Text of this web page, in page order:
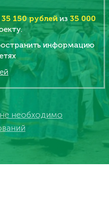
35 150 рублей из 35 000
информацию
необходимо